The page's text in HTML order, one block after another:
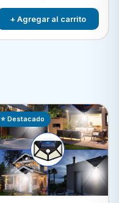
+ Agregar al carrito
⭐ Destacado